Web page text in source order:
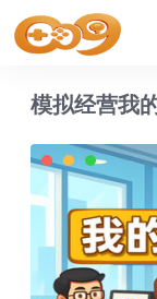
模拟经营我